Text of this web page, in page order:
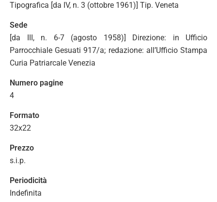
Tipografica [da IV, n. 3 (ottobre 1961)] Tip. Veneta
Sede
[da III, n. 6-7 (agosto 1958)] Direzione: in Ufficio
Parrocchiale Gesuati 917/a; redazione: all’Ufficio Stampa
Curia Patriarcale Venezia
Numero pagine
4
Formato
32x22
Prezzo
s.i.p.
Periodicità
Indefinita